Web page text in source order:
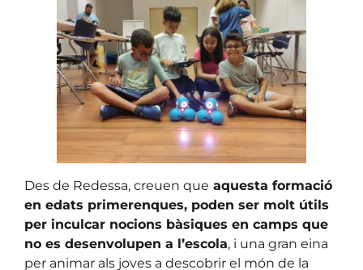
Des de Redessa, creuen que aquesta formació
en edats primerenques, poden ser molt útils
per inculcar nocions bàsiques en camps que
no es desenvolupen a l’escola, i una gran eina
per animar als joves a descobrir el món de la